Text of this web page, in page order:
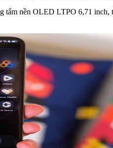
nền OLED LTPO 6,71